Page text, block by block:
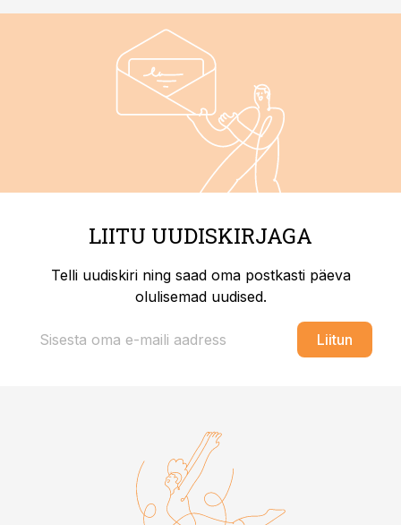
LIITU UUDISKIRJAGA
Telli uudiskiri ning saad oma postkasti päeva
olulisemad uudised.
Liitun